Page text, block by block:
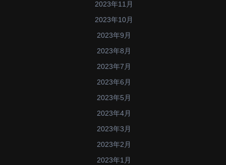
2023年11月
2023年10月
2023年9月
2023年8月
2023年7月
2023年6月
2023年5月
2023年4月
2023年3月
2023年2月
2023年1月